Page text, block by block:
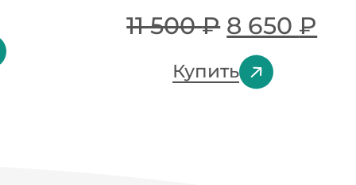
11 500₽ 8 650 ₽
Купить